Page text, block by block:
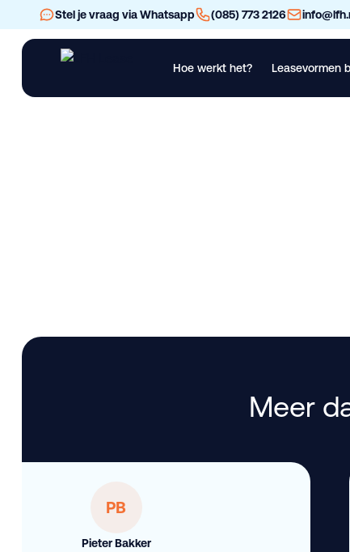
Stel je vraag via Whatsapp (085) 773 2126
Hoe werkt het? Leasevormen
Meer
PB
Pieter Bakker